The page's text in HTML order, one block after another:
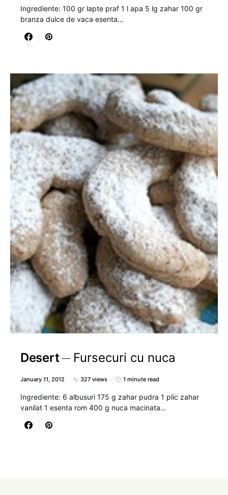
Ingrediente: 100 gr lapte praf 1 l apa 5 lg zahar 100 gr
branza dulce de vaca esenta…
Desert Fursecuri cu nuca
January 11, 2012 327 views 1 minute read
Ingrediente: 6 albusuri 175 g zahar pudra 1 plic zahar
vanilat 1 esenta rom 400 g nuca macinata…